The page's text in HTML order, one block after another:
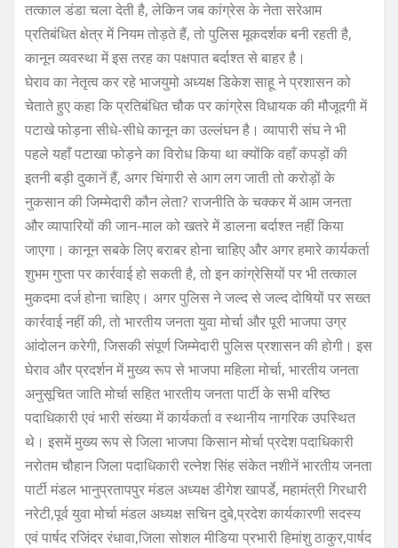
तत्काल डंडा चला देती है, लेकिन जब कांग्रेस के नेता सरेआम
प्रतिबंधित क्षेत्र में नियम तोड़ते हैं, तो पुलिस मूकदर्शक बनी रहती है,
कानून व्यवस्था में इस तरह का पक्षपात बर्दाश्त से बाहर है।
घेराव का नेतृत्व कर रहे भाजयुमो अध्यक्ष डिकेश साहू ने प्रशासन को
चेताते हुए कहा कि प्रतिबंधित चौक पर कांग्रेस विधायक की मौजूदगी में
पटाखे फोड़ना सीधे-सीधे कानून का उल्लंघन है। व्यापारी संघ ने भी
पहले यहाँ पटाखा फोड़ने का विरोध किया था क्योंकि वहाँ कपड़ों की
इतनी बड़ी दुकानें हैं, अगर चिंगारी से आग लग जाती तो करोड़ों के
नुकसान की जिम्मेदारी कौन लेता? राजनीति के चक्कर में आम जनता
और व्यापारियों की जान-माल को खतरे में डालना बर्दाश्त नहीं किया
जाएगा। कानून सबके लिए बराबर होना चाहिए और अगर हमारे कार्यकर्ता
शुभम गुप्ता पर कार्रवाई हो सकती है, तो इन कांग्रेसियों पर भी तत्काल
मुकदमा दर्ज होना चाहिए। अगर पुलिस ने जल्द से जल्द दोषियों पर सख्त
कार्रवाई नहीं की, तो भारतीय जनता युवा मोर्चा और पूरी भाजपा उग्र
आंदोलन करेगी, जिसकी संपूर्ण जिम्मेदारी पुलिस प्रशासन की होगी। इस
घेराव और प्रदर्शन में मुख्य रूप से भाजपा महिला मोर्चा, भारतीय जनता
अनुसूचित जाति मोर्चा सहित भारतीय जनता पार्टी के सभी वरिष्ठ
पदाधिकारी एवं भारी संख्या में कार्यकर्ता व स्थानीय नागरिक उपस्थित
थे। इसमें मुख्य रूप से जिला भाजपा किसान मोर्चा प्रदेश पदाधिकारी
नरोतम चौहान जिला पदाधिकारी रत्नेश सिंह संकेत नशीनें भारतीय जनता
पार्टी मंडल भानुप्रतापपुर मंडल अध्यक्ष डीगेश खापर्डे, महामंत्री गिरधारी
नरेटी,पूर्व युवा मोर्चा मंडल अध्यक्ष सचिन दुबे,प्रदेश कार्यकारणी सदस्य
एवं पार्षद रजिंदर रंधावा,जिला सोशल मीडिया प्रभारी हिमांशु ठाकुर,पार्षद